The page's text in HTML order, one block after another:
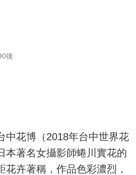
後
中花博（2018年台中世界花
本著名女攝影師蜷川實花的
花卉著稱，作品色彩濃烈，